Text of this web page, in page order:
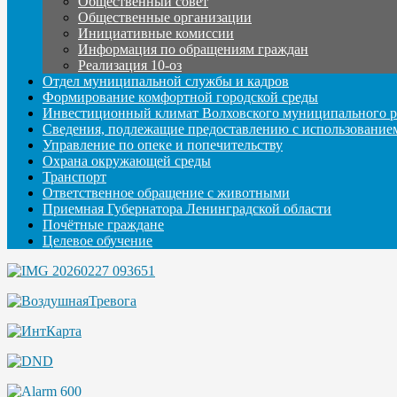
Общественные организации
Инициативные комиссии
Информация по обращениям граждан
Реализация 10-оз
Отдел муниципальной службы и кадров
Формирование комфортной городской среды
Инвестиционный климат Волховского муниципального
Сведения, подлежащие предоставлению с
Управление по опеке и попечительству
Охрана окружающей среды
Транспорт
Ответственное обращение с животными
Приемная Губернатора Ленинградской области
Почётные граждане
Целевое обучение